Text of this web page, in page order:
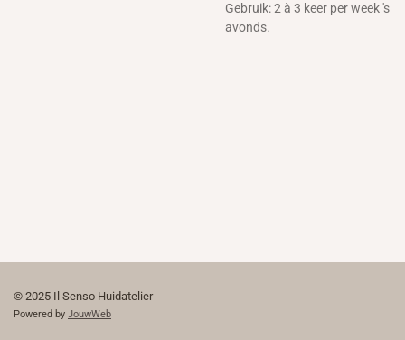
Gebruik: 2 à 3 keer per week 's
avonds.
© 2025 Il Senso Huidatelier
Powered by JouwWeb